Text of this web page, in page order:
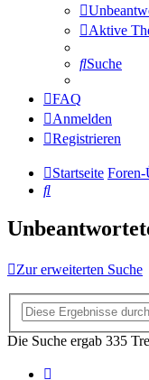
Aktive
Suche
FAQ
Anmelden
Registrieren
Startseite Foren-
Suche
Zur erweiterten Suche
Die Suche ergab 335